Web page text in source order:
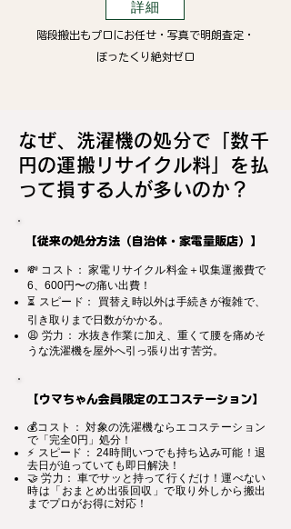
詳細
階段搬出もプロにお任せ・写真で明朗査定・
ぼったくり絶対ゼロ
なぜ、洗濯機の処分で「数千
円の運搬リサイクル料」を払
って損する人が多いのか？
【従来の処分方法（自治体・家電量販店）】
💸 コスト： 家電リサイクル料金＋収集運搬費で
6、600円〜の痛い出費！
⏳ スピード： 買替え時以外は手続きが複雑で、
引き取りまで日数がかかる。
😩 労力： 水抜き作業に加え、重くて腰を痛めそ
うな洗濯機を屋外へ引っ張り出す苦労。
【ウマちゃん会員限定のエコステーション】
💰コスト： 対象の洗濯機ならエコステーション
で「完全0円」処分！
⚡ スピード： 24時間いつでも持ち込み可能！退
去日が迫っていても即日解決！
🤝 労力： 車でサッと持って行くだけ！運べない
時は「おまとめ出張回収」で取り外しから搬出
までプロがお得に対応！